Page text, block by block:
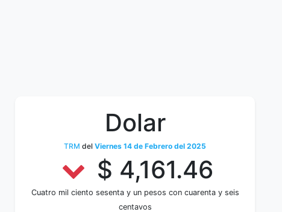
Dolar
TRM del Viernes 14 de Febrero del 2025
$ 4,161.46
Cuatro mil ciento sesenta y un pesos con cuarenta y seis
centavos